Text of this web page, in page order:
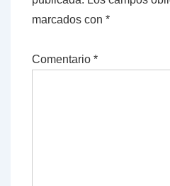
marcados con *
Comentario *